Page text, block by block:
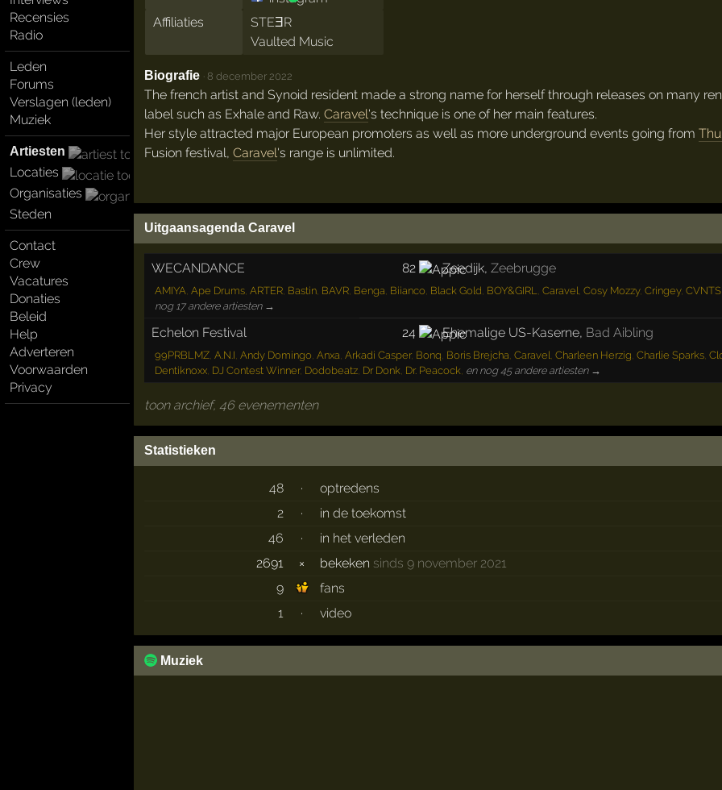
Recensies
Radio
Leden
Forums
Verslagen (leden)
Muziek
Artiesten
Locaties
Organisaties
Steden
Contact
Crew
Vacatures
Donaties
Beleid
Help
Adverteren
Voorwaarden
Privacy
Affiliaties
STEƎR
Vaulted Music
Biografie · 8 december 2022
The french artist and Synoid resident made a strong name for herself through releases on many
label such as Exhale and Raw. Caravel's technique is one of her main features.
Her style attracted major European promoters as well as more underground events going from
Fusion festival, Caravel's range is unlimited.
Uitgaansagenda Caravel
WECANDANCE 82 Zeedijk,Zeebrugge
AMIYA, Ape Drums, ARTER, Bastin, BAVR, Benga, Biianco, Black Gold, BOY&GIRL, Caravel, Cosy Mozzy, Cringey, CVNTS,
nog 17 andere artiesten →
Echelon Festival 24 Ehemalige US-Kaserne, Bad Aibling
99PRBLMZ, A.N.I, Andy Domingo, Anxa, Arkadi Casper, Bonq, Boris Brejcha, Caravel, Charleen Herzig, Charlie Sparks,
Dentiknoxx, DJ Contest Winner, Dodobeatz, Dr Donk, Dr. Peacock, en nog 45 andere artiesten →
toon archief, 46 evenementen
Statistieken
48 ·
optredens
2
·
in de toekomst
46
·
in het verleden
2691
× bekeken sinds 9 november 2021
9
fans
1
· video
Muziek